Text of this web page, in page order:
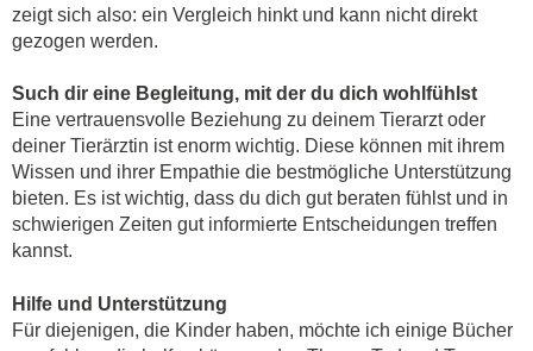
zeigt sich also: ein Vergleich hinkt und kann nicht direkt
gezogen werden.
Such dir eine Begleitung, mit der du dich wohlfühlst
Eine vertrauensvolle Beziehung zu deinem Tierarzt oder
deiner Tierärztin ist enorm wichtig. Diese können mit ihrem
Wissen und ihrer Empathie die bestmögliche Unterstützung
bieten. Es ist wichtig, dass du dich gut beraten fühlst und in
schwierigen Zeiten gut informierte Entscheidungen treffen
kannst.
Hilfe und Unterstützung
Für diejenigen, die Kinder haben, möchte ich einige Bücher